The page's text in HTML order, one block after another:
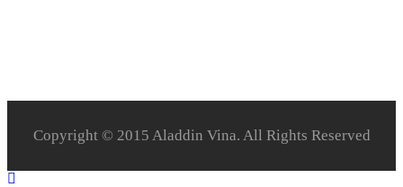
Copyright © 2015 Aladdin Vina. All Rights Reserved